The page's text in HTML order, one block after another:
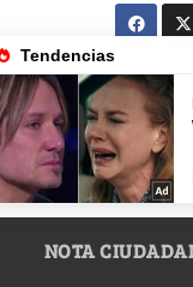
NOTA